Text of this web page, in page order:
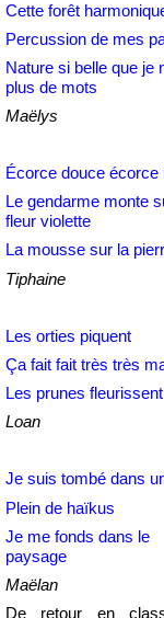
Cette forêt
Percussion de mes
Nature si belle que je
plus de mots
Maëlys
Écorce douce écorce
Le gendarme monte
fleur violette
La mousse sur la
Tiphaine
Les orties piquent
Ça fait fait très très
Les prunes fleurissent
Loan
Je suis tombé dans
Plein de haïkus
Je me fonds dans le
paysage
Maëlan
De retour en